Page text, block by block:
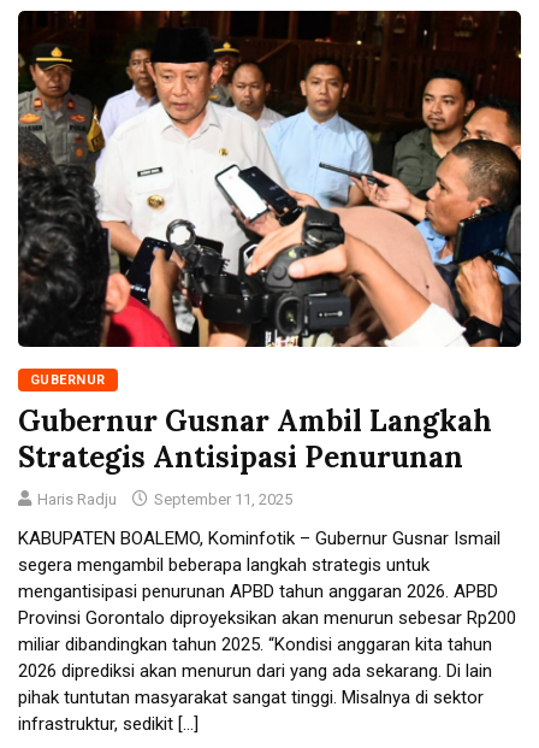
GUBERNUR
Gubernur Gusnar Ambil Langkah
Strategis Antisipasi Penurunan
Haris Radju September 11, 2025
KABUPATEN BOALEMO, Kominfotik – Gubernur Gusnar Ismail
segera mengambil beberapa langkah strategis untuk
mengantisipasi penurunan APBD tahun anggaran 2026. APBD
Provinsi Gorontalo diproyeksikan akan menurun sebesar Rp200
miliar dibandingkan tahun 2025. “Kondisi anggaran kita tahun
2026 diprediksi akan menurun dari yang ada sekarang. Di lain
pihak tuntutan masyarakat sangat tinggi. Misalnya di sektor
infrastruktur, sedikit […]